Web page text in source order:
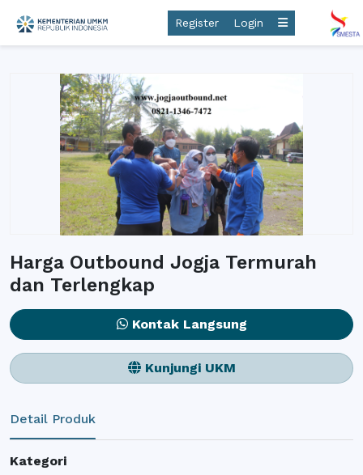
Register Login
Harga Outbound Jogja Termurah
dan Terlengkap
Kontak Langsung
Kunjungi UKM
Detail Produk
Kategori